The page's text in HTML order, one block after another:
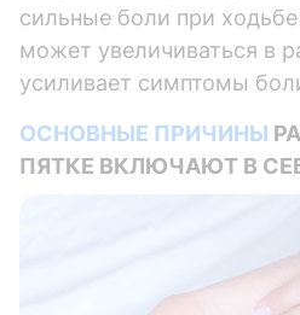
сильные боли при
может увеличиваться в
усиливает симптомы
ОСНОВНЫЕ ПРИЧИНЫ
ПЯТКЕ ВКЛЮЧАЮТ В